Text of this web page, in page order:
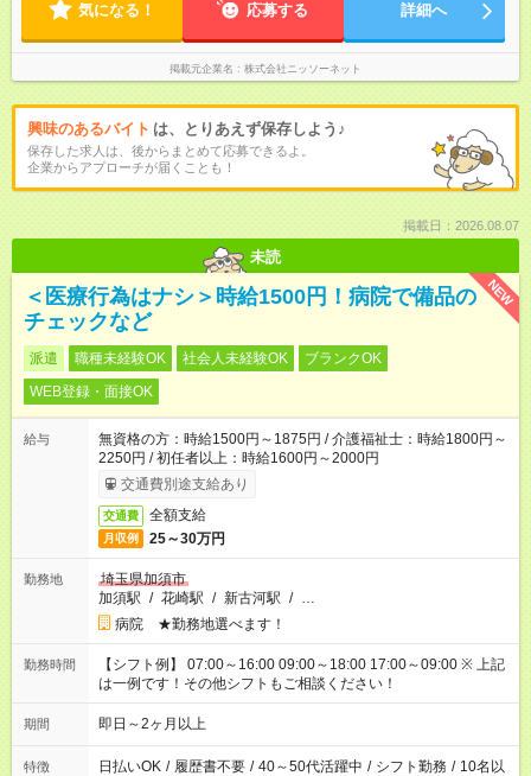
気になる！ 応募する 詳細へ
掲載元企業名 株式会社ニッソーネット
興味のあるバイト は、とりあえず保存しよう♪
保存した求人は、後からまとめて応募できるよ。
企業からアプローチが届くことも！
掲載日：2026.08.07
未読
NEW
＜医療行為はナシ＞時給1500円！病院で備品の
チェックなど
派遣 職種未経験OK 社会人未経験OK
ブランクOK
WEB登録・面接OK
給与
無資格の方：時給1500円～1875円 / 介護福祉士：時給1800円～
2250円 / 初任者以上：時給1600円～2000円
交通費別途支給あり
交通費 全額支給
月収例 25～30万円
勤務地
埼玉県加須市
加須駅 / 花崎駅 / 新古河駅 / …
病院 ★勤務地選べます！
勤務時間
【シフト例】 07:00～16:00 09:00～18:00 17:00～09:00 ※ 上記
は一例です！その他シフトもご相談ください！
期間 即日～2ヶ月以上
特徴 日払いOK / 履歴書不要 / 40～50代活躍中 / シフト勤務 / 10名以